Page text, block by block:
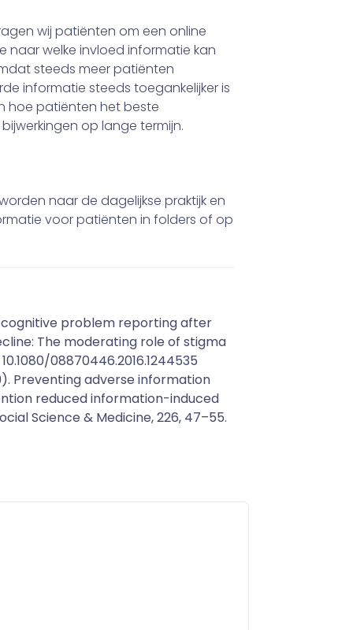
wij patiënten om een online
naar welke invloed informatie kan
steeds meer patiënten
informatie steeds toegankelijker is
hoe patiënten het beste
op lange termijn.
naar de dagelijkse praktijk en
voor patiënten in folders of op
cognitive problem reporting after
The moderating role of stigma
08870446.2016.1244535
Preventing adverse information
reduced information-induced
Science & Medicine, 226, 47–55.